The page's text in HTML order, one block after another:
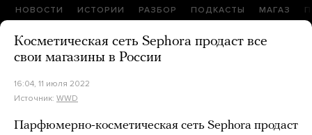
НОВОСТИ ИСТОРИИ РАЗБОР ПОДКАСТЫ МАГАЗ
Косметическая сеть Sephora продаст все
свои магазины в России
16:04, 11 июля 2022
Источник: WWD
Парфюмерно-косметическая сеть Sephora продаст